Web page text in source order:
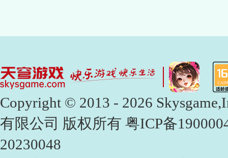
Copyright © 2013 - 2026
有限公司 版权所有 粤ICP备
20230048